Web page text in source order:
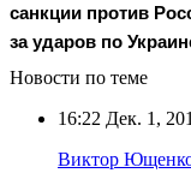
санкции против
за ударов по
Новости по теме
16:22 Дек. 1,
Виктор Ющенко